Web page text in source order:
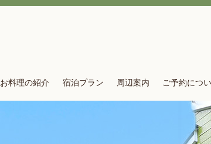
お料理の紹介 宿泊プラン 周辺案内 ご予約につ